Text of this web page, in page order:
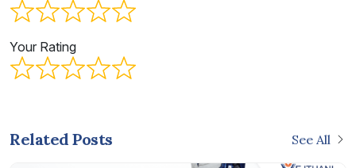
Your Rating
Related Posts See All